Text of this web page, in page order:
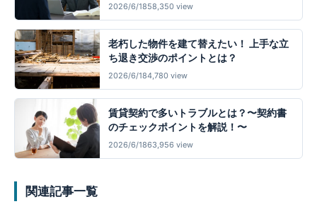
2026/6/1858,350 view
老朽した物件を建て替えたい！ 上手な立
ち退き交渉のポイントとは？
2026/6/184,780 view
賃貸契約で多いトラブルとは？〜契約書
のチェックポイントを解説！〜
2026/6/1863,956 view
関連記事一覧